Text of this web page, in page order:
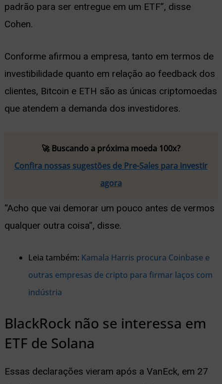
padrão para ser entregue em um ETF”, disse
Cohen.
Conforme afirmou a empresa, tanto em termos de
investibilidade quanto em relação ao feedback dos
clientes, Bitcoin e ETH são as únicas criptomoedas
que atendem a demanda dos investidores.
🚀 Buscando a próxima moeda 100x?
Confira nossas sugestões de Pre-Sales para investir
agora
“Acho que vai demorar um pouco antes de vermos
qualquer outra coisa”, disse.
Leia também: Kamala Harris procura Coinbase e
outras empresas de cripto para firmar laços com
indústria
BlackRock não se interessa em
ETF de Solana
Essas declarações vieram após a VanEck, em 27